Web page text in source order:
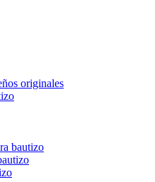
originales
bautizo